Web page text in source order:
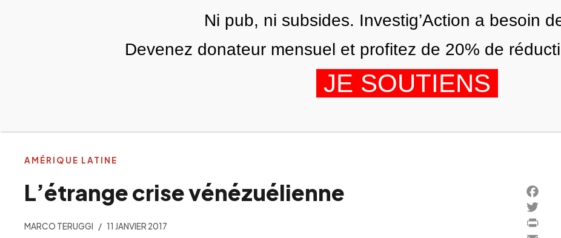
NOUS AGENDA
L’étrange crise vénézuélienne
MARCO TERUGGI 11 JANVIER 2017
AMÉRIQUE LATINE
Twitter
Ni pub, ni subsides. Investig’Action a besoin
Devenez donateur mensuel et profitez de 20% de
JE SOUTIENS